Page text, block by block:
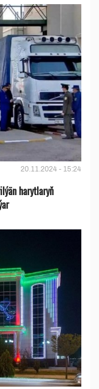
20.11.2024 - 15:24
harytlaryň